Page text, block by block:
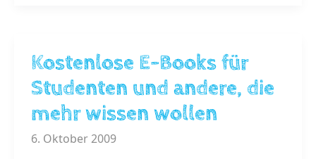
Kostenlose E-Books für
Studenten und andere, die
mehr wissen wollen
6. Oktober 2009